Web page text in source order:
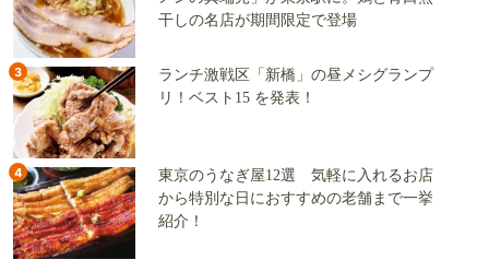
干しの名店が期間限定で登場
3
ランチ激戦区「新橋」の昼メシグランプ
リ！ベスト15 を発表！
4
東京のうなぎ屋12選 気軽に入れるお店
から特別な日におすすめの老舗まで一挙
紹介！